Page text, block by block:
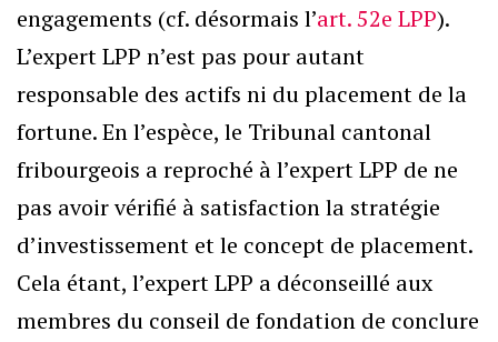
engagements (cf. désormais l’art. 52e LPP).
L’expert LPP n’est pas pour autant
responsable des actifs ni du placement de la
fortune. En l’espèce, le Tribunal cantonal
fribourgeois a reproché à l’expert LPP de ne
pas avoir vérifié à satisfaction la stratégie
d’investissement et le concept de placement.
Cela étant, l’expert LPP a déconseillé aux
membres du conseil de fondation de conclure